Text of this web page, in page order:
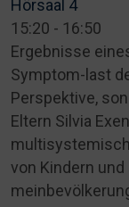
Hörsaal 4
15:20 - 16:50
Ergebnisse
Symptom-last
Perspektive,
Eltern Silvia
von Kindern